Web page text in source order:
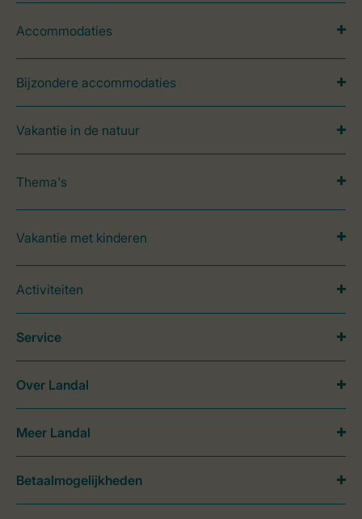
Accommodaties
Bijzondere accommodaties
Vakantie in de natuur
Thema's
Vakantie met kinderen
Activiteiten
Service
Over Landal
Meer Landal
Betaalmogelijkheden